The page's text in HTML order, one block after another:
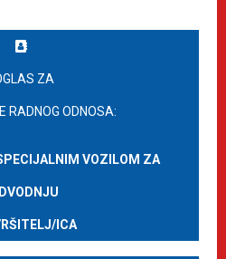
ZA
RADNOG ODNOSA:
VOZILOM ZA
ICA